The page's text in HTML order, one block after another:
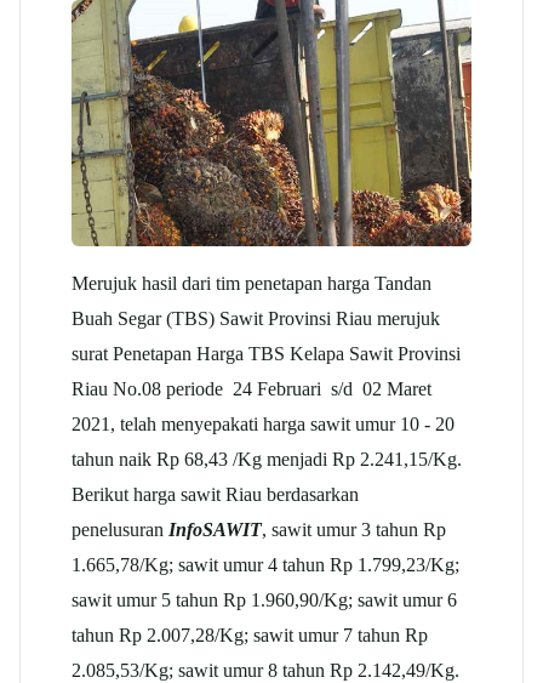
Merujuk hasil dari tim penetapan harga Tandan
Buah Segar (TBS) Sawit Provinsi Riau merujuk
surat Penetapan Harga TBS Kelapa Sawit Provinsi
Riau No.08 periode 24 Februari s/d 02 Maret
2021, telah menyepakati harga sawit umur 10 - 20
tahun naik Rp 68,43 /Kg menjadi Rp 2.241,15/Kg.
Berikut harga sawit Riau berdasarkan
penelusuran InfoSAWIT, sawit umur 3 tahun Rp
1.665,78/Kg; sawit umur 4 tahun Rp 1.799,23/Kg;
sawit umur 5 tahun Rp 1.960,90/Kg; sawit umur 6
tahun Rp 2.007,28/Kg; sawit umur 7 tahun Rp
2.085,53/Kg; sawit umur 8 tahun Rp 2.142,49/Kg.